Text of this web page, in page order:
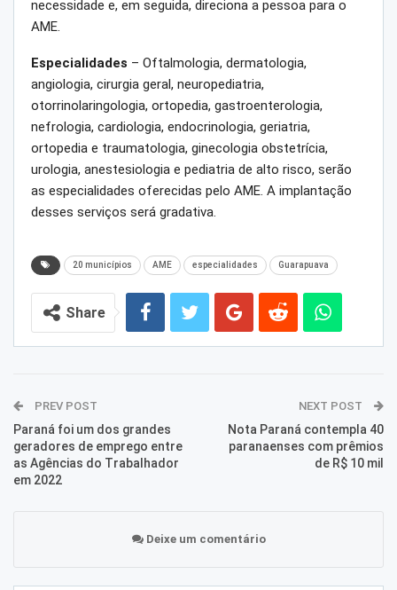
necessidade e, em seguida, direciona a pessoa para o
AME.
Especialidades – Oftalmologia, dermatologia,
angiologia, cirurgia geral, neuropediatria,
otorrinolaringologia, ortopedia, gastroenterologia,
nefrologia, cardiologia, endocrinologia, geriatria,
ortopedia e traumatologia, ginecologia obstetrícia,
urologia, anestesiologia e pediatria de alto risco, serão
as especialidades oferecidas pelo AME. A implantação
desses serviços será gradativa.
20 municípios AME especialidades Guarapuava
Share
PREV POST
Paraná foi um dos grandes
geradores de emprego entre
as Agências do Trabalhador
em 2022
NEXT POST
Nota Paraná contempla 40
paranaenses com prêmios
de R$ 10 mil
Deixe um comentário